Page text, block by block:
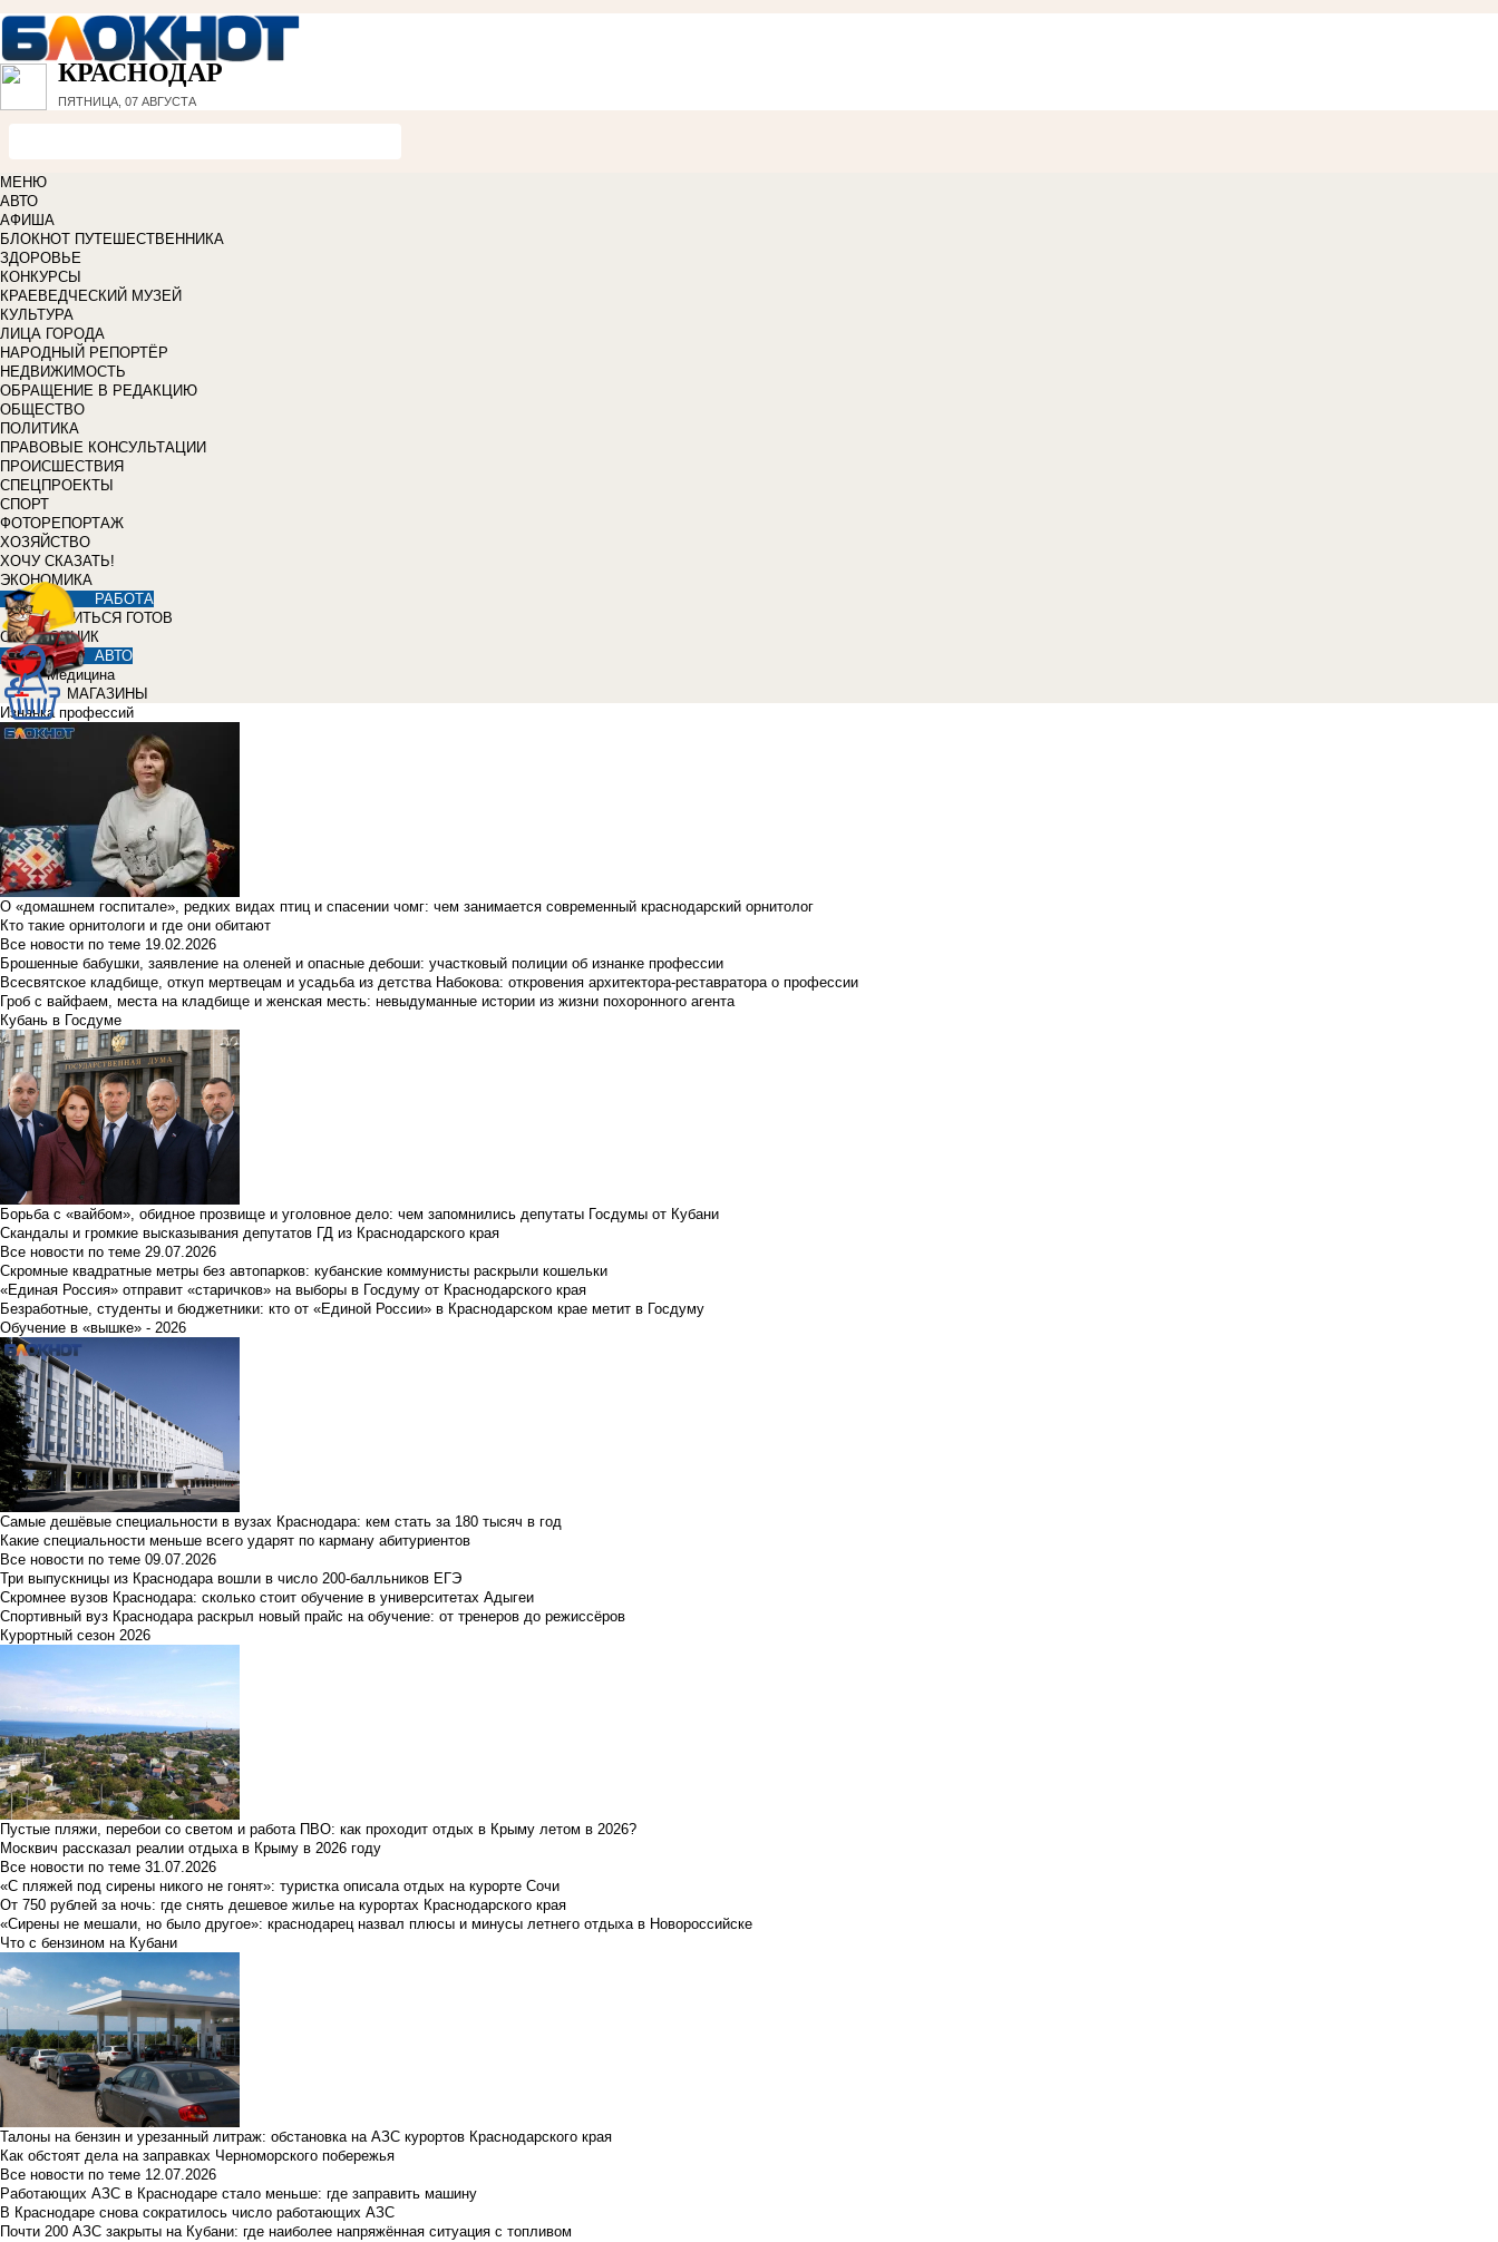
КРАСНОДАР
ПЯТНИЦА, 07 АВГУСТА
МЕНЮ
АВТО
АФИША
БЛОКНОТ ПУТЕШЕСТВЕННИКА
ЗДОРОВЬЕ
КОНКУРСЫ
КРАЕВЕДЧЕСКИЙ МУЗЕЙ
КУЛЬТУРА
ЛИЦА ГОРОДА
НАРОДНЫЙ РЕПОРТЁР
НЕДВИЖИМОСТЬ
ОБРАЩЕНИЕ В РЕДАКЦИЮ
ОБЩЕСТВО
ПОЛИТИКА
ПРАВОВЫЕ КОНСУЛЬТАЦИИ
ПРОИСШЕСТВИЯ
СПЕЦПРОЕКТЫ
СПОРТ
ФОТОРЕПОРТАЖ
ХОЗЯЙСТВО
ХОЧУ СКАЗАТЬ!
ЭКОНОМИКА
РАБОТА
УЧИТЬСЯ ГОТОВ
СПРАВОЧНИК
АВТО
Медицина
МАГАЗИНЫ
Изнанка профессий
О «домашнем госпитале», редких видах птиц и спасении чомг: чем занимается современный краснодарский орнитолог
Кто такие орнитологи и где они обитают
Все новости по теме 19.02.2026
Брошенные бабушки, заявление на оленей и опасные дебоши: участковый полиции об изнанке профессии
Всесвятское кладбище, откуп мертвецам и усадьба из детства Набокова: откровения архитектора-реставратора о профессии
Гроб с вайфаем, места на кладбище и женская месть: невыдуманные истории из жизни похоронного агента
Кубань в Госдуме
Борьба с «вайбом», обидное прозвище и уголовное дело: чем запомнились депутаты Госдумы от Кубани
Скандалы и громкие высказывания депутатов ГД из Краснодарского края
Все новости по теме 29.07.2026
Скромные квадратные метры без автопарков: кубанские коммунисты раскрыли кошельки
«Единая Россия» отправит «старичков» на выборы в Госдуму от Краснодарского края
Безработные, студенты и бюджетники: кто от «Единой России» в Краснодарском крае метит в Госдуму
Обучение в «вышке» - 2026
Самые дешёвые специальности в вузах Краснодара: кем стать за 180 тысяч в год
Какие специальности меньше всего ударят по карману абитуриентов
Все новости по теме 09.07.2026
Три выпускницы из Краснодара вошли в число 200-балльников ЕГЭ
Скромнее вузов Краснодара: сколько стоит обучение в университетах Адыгеи
Спортивный вуз Краснодара раскрыл новый прайс на обучение: от тренеров до режиссёров
Курортный сезон 2026
Пустые пляжи, перебои со светом и работа ПВО: как проходит отдых в Крыму летом в 2026?
Москвич рассказал реалии отдыха в Крыму в 2026 году
Все новости по теме 31.07.2026
«С пляжей под сирены никого не гонят»: туристка описала отдых на курорте Сочи
От 750 рублей за ночь: где снять дешевое жилье на курортах Краснодарского края
«Сирены не мешали, но было другое»: краснодарец назвал плюсы и минусы летнего отдыха в Новороссийске
Что с бензином на Кубани
Талоны на бензин и урезанный литраж: обстановка на АЗС курортов Краснодарского края
Как обстоят дела на заправках Черноморского побережья
Все новости по теме 12.07.2026
Работающих АЗС в Краснодаре стало меньше: где заправить машину
В Краснодаре снова сократилось число работающих АЗС
Почти 200 АЗС закрыты на Кубани: где наиболее напряжённая ситуация с топливом